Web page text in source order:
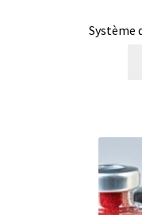
Mesure de
Système